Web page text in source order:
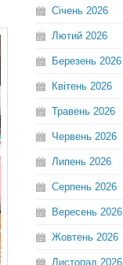
Січень 2026
Лютий 2026
Березень 2026
Квітень 2026
Травень 2026
Червень 2026
Липень 2026
Серпень 2026
Вересень 2026
Жовтень 2026
Листопад 2026